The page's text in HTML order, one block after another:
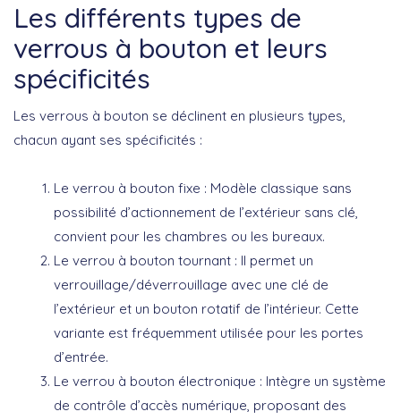
Les différents types de
verrous à bouton et leurs
spécificités
Les verrous à bouton se déclinent en plusieurs types,
chacun ayant ses spécificités :
Le verrou à bouton fixe : Modèle classique sans
possibilité d’actionnement de l’extérieur sans clé,
convient pour les chambres ou les bureaux.
Le verrou à bouton tournant : Il permet un
verrouillage/déverrouillage avec une clé de
l’extérieur et un bouton rotatif de l’intérieur. Cette
variante est fréquemment utilisée pour les portes
d’entrée.
Le verrou à bouton électronique : Intègre un système
de contrôle d’accès numérique, proposant des